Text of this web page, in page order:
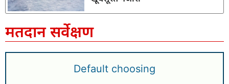
मतदान सर्वेक्षण
Default choosing